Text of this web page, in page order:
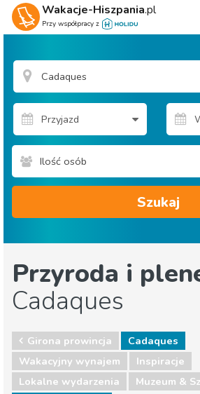
Wakacje-Hiszpania.pl
Przy współpracy z
Ilość osób
Szukaj
Przyroda i
Cadaques
Girona prowincja
Cadaques
Wakacyjny wynajem
Inspiracje
Lokalne wydarzenia
Muzeum &